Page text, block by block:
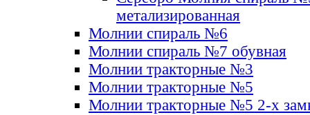
метализированная
Молнии спираль №6
Молнии спираль №7 обувная
Молнии тракторные №3
Молнии тракторные №5
Молнии тракторные №5 2-х